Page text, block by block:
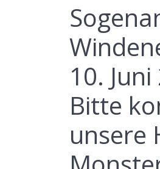
10.
Bitte
unsere